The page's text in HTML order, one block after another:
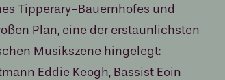
Tipperary-Bauernhofes und
Plan, eine der erstaunlichsten
Musikszene hingelegt:
Eddie Keogh, Bassist Eoin